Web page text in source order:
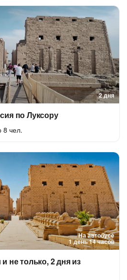
2 дня
по Луксору
8 чел.
На автобусе
1 день 14 часов
не только, 2 дня из